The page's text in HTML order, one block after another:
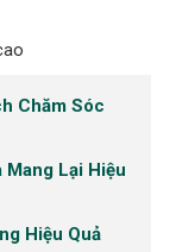
Chăm Sóc
Mang Lại Hiệu
Hiệu Quả